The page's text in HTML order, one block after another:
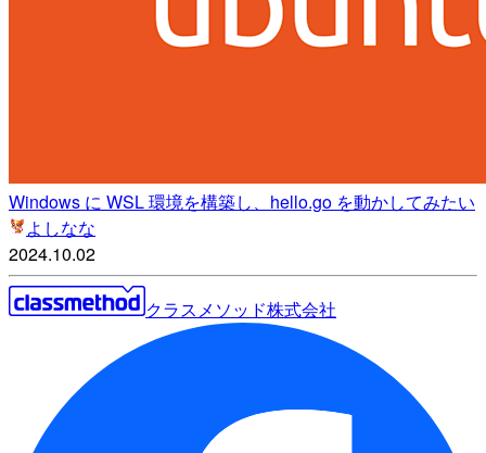
Windows に WSL 環境を構築し、hello.go を動かしてみたい
よしなな
2024.10.02
クラスメソッド株式会社